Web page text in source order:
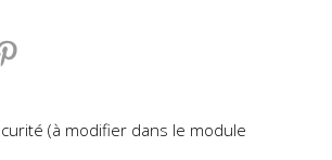
(à modifier dans le module